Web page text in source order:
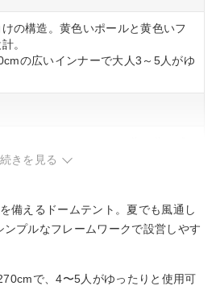
の構造。黄色いポールと黄色いフ
。
の広いインナーで大人3～5人がゆ
などの暑さ対策を検討した方が無
続きを見る
備えるドームテント。夏でも風通し
ンプルなフレームワークで設営しやす
で、4〜5人がゆったりと使用可